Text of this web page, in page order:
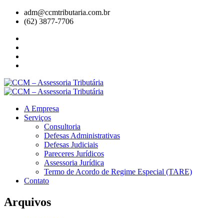
adm@ccmtributaria.com.br
(62) 3877-7706
A Empresa
Serviços
Consultoria
Defesas Administrativas
Defesas Judiciais
Pareceres Jurídicos
Assessoria Jurídica
Termo de Acordo de Regime Especial (TARE)
Contato
Arquivos